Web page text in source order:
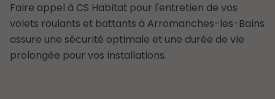
Faire appel à CS Habitat pour l'entretien de vos
volets roulants et battants à Arromanches-les-Bains
assure une sécurité optimale et une durée de vie
prolongée pour vos installations.